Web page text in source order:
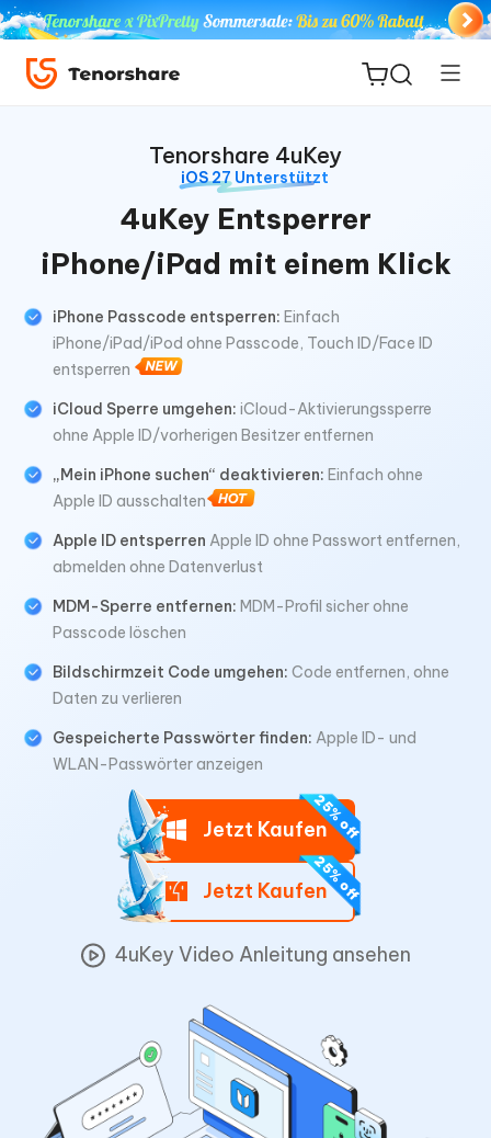
for iOS
PDNob
PDF
Editor
Neu
iAnyGo
Tenorshare 4uKey
iOS 27 Unterstützt
4uKey Entsperrer
iPhone/iPad mit einem Klick
iPhone Passcode entsperren: Einfach
iPhone/iPad/iPod ohne Passcode, Touch ID/Face ID
entsperren
iCloud Sperre umgehen: iCloud-Aktivierungssperre
ohne Apple ID/vorherigen Besitzer entfernen
„Mein iPhone suchen“ deaktivieren: Einfach ohne
Apple ID ausschalten
Apple ID entsperren Apple ID ohne Passwort entfernen,
abmelden ohne Datenverlust
MDM-Sperre entfernen: MDM-Profil sicher ohne
Passcode löschen
Bildschirmzeit Code umgehen: Code entfernen, ohne
Daten zu verlieren
Gespeicherte Passwörter finden: Apple ID- und
WLAN-Passwörter anzeigen
Jetzt Kaufen
Jetzt Kaufen
4uKey Video Anleitung ansehen